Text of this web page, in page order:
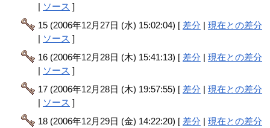
| ソース ]
15 (2006年12月27日 (水) 15:02:04) [ 差分 |現在との差分
| ソース ]
16 (2006年12月28日 (木) 15:41:13) [ 差分 |現在との差分
| ソース ]
17 (2006年12月28日 (木) 19:57:55) [ 差分 |現在との差分
| ソース ]
18 (2006年12月29日 (金) 14:22:20) [ 差分 |現在との差分